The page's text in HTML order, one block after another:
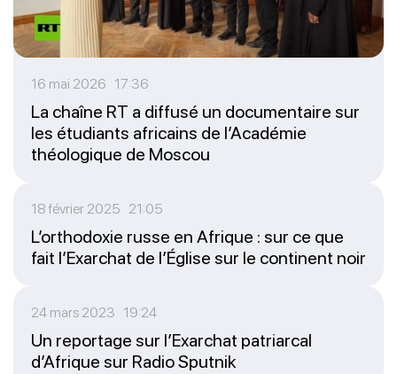
16 mai 2026 17:36
La chaîne RT a diffusé un documentaire sur
les étudiants africains de l’Académie
théologique de Moscou
18 février 2025 21:05
L’orthodoxie russe en Afrique : sur ce que
fait l’Exarchat de l’Église sur le continent noir
24 mars 2023 19:24
Un reportage sur l’Exarchat patriarcal
d’Afrique sur Radio Sputnik